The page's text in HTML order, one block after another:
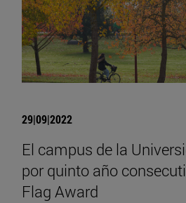
29|09|2022
El campus de la
por quinto año
Flag Award